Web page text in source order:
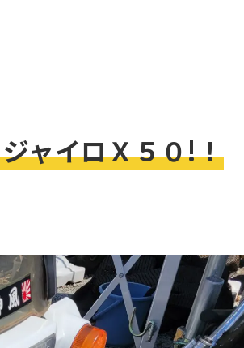
ャイロＸ５０!！